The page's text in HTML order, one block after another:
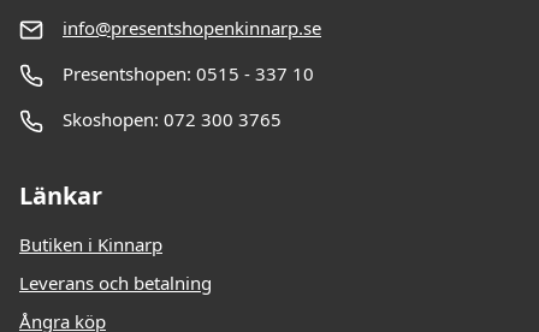
info@presentshopenkinnarp.se
Presentshopen: 0515 - 337 10
Skoshopen: 072 300 3765
Länkar
Butiken i Kinnarp
Leverans och betalning
Ångra köp